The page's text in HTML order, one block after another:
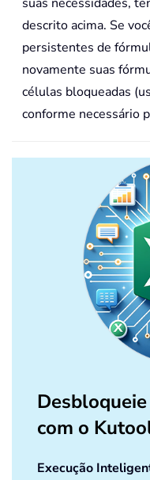
descrito acima. Se
persistentes de
novamente suas
células bloqueadas
conforme necessário
com o
Execução